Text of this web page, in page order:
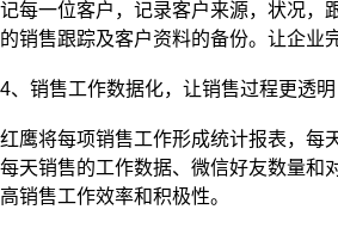
记每一位客户，记录客户来源，状况，
的销售跟踪及客户资料的备份。让企业
4、销售工作数据化，让销售过程更透明
红鹰将每项销售工作形成统计报表，每
每天销售的工作数据、微信好友数量和
高销售工作效率和积极性。